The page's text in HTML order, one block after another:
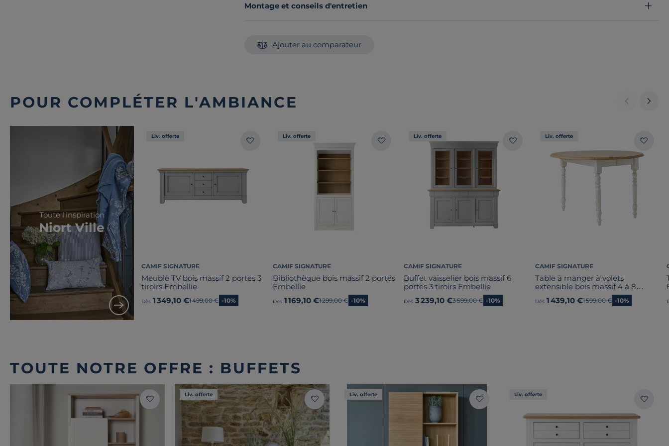
Montage et conseils d'entretien
Ajouter au comparateur
POUR COMPLÉTER L'AMBIANCE
Toute l'inspiration
Niort Ville
Liv. offerte
CAMIF SIGNATURE
Meuble TV bois massif 2 portes 3
tiroirs Embellie
Dès 1 349,10 €Ancien prix
1 499,00 € -10%
Liv. offerte
CAMIF SIGNATURE
Bibliothèque bois massif 2 portes
Embellie
Dès 1 169,10 €Ancien prix
1 299,00 € -10%
Liv. offerte
CAMIF SIGNATURE
Buffet vaisselier bois massif 6
portes 3 tiroirs Embellie
Dès 3 239,10 €Ancien prix
3 599,00 € -10%
Liv. offerte
CAMIF SIGNATURE
Table à manger à volets
extensible bois massif 4 à 8
Dès 1 439,10 €Ancien prix
1 599,00 € -10%
TOUTE NOTRE OFFRE : BUFFETS
Liv. offerte Liv. offerte Liv. offerte